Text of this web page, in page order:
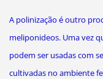
A polinização é outro
meliponideos. Uma vez
podem ser usadas com
cultivadas no ambiente